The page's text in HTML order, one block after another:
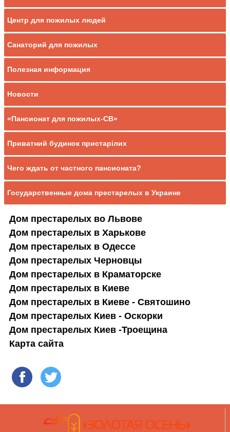
Центр для пожилых людей
Санаторий для пожилых
Полезная информация
Новости
«Пансионат для пожилых-СВ»
Приватний будинок пристарілих
Чего ждать от частного пансионата?
Государственные дома престарелых в Украине
Дом престарелых во Львове
Дом престарелых в Харькове
Дом престарелых в Одессе
Дом престарелых Черновцы
Дом престарелых в Краматорске
Дом престарелых в Киеве
Дом престарелых в Киеве - Святошино
Дом престарелых Киев - Оскорки
Дом престарелых Киев -Троещина
Карта сайта